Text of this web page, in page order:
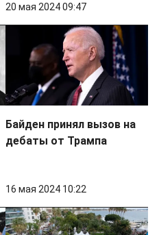
20 мая 2024 09:47
Байден принял вызов на
дебаты от Трампа
16 мая 2024 10:22